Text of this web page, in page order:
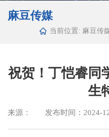
麻豆传媒
当前位置: 麻豆传
祝贺！丁恺睿同
生
来源： 发布时间：2024-